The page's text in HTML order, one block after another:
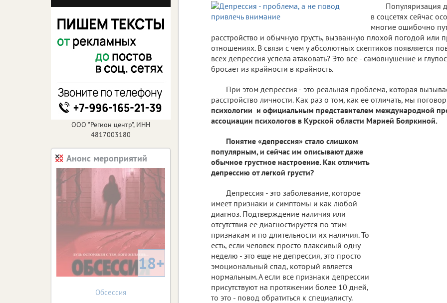
Популяризация
в соцсетях сейчас
многие ошибочно
расстройство и обычную грусть, вызванную плохой погодой или
отношениях. В связи с чем у абсолютных скептиков появляется
всех депрессия успела атаковать? Это все - самовнушение и
бросает из крайности в крайность.
При этом депрессия - это реальная проблема, которая
расстройство личности. Как раз о том, как ее отличать, мы
психологии и официальным представителем международной
ассоциации психологов в Курской области Марией Бояркиной.
Понятие «депрессия» стало слишком
популярным, и сейчас им описывают даже
обычное грустное настроение. Как отличить
депрессию от легкой грусти?
Депрессия - это заболевание, которое
имеет признаки и симптомы и как любой
диагноз. Подтверждение наличия или
отсутствия ее диагностируется по этим
признакам и по длительности их наличия. То
есть, если человек просто плаксивый одну
неделю - это еще не депрессия, это просто
эмоциональный спад, который является
нормальным. А если все признаки депрессии
присутствуют на протяжении более 10 дней,
то это - повод обратиться к специалисту.
ООО "Регион центр", ИНН
4817003180
Анонс мероприятий
18+
Обсессия